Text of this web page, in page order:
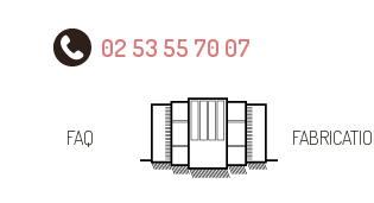
02 53 55 70 07
FAQ